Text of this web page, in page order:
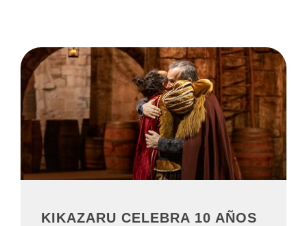
KIKAZARU CELEBRA 10 AÑOS